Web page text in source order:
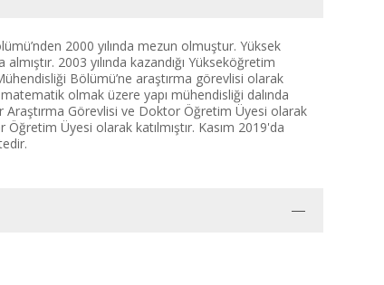
2000 yılında mezun olmuştur. Yüksek
2003 yılında kazandığı Yükseköğretim
Bölümü’ne araştırma görevlisi olarak
matematik olmak üzere yapı mühendisliği dalında
Araştırma Görevlisi ve Doktor Öğretim Üyesi olarak
Üyesi olarak katılmıştır. Kasım 2019'da